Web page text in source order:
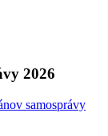
2026
samosprávy